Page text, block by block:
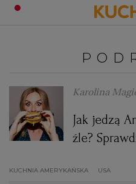
Karolina
Jak jedzą
źle?
KUCHNIA AMERYKAŃSKA USA